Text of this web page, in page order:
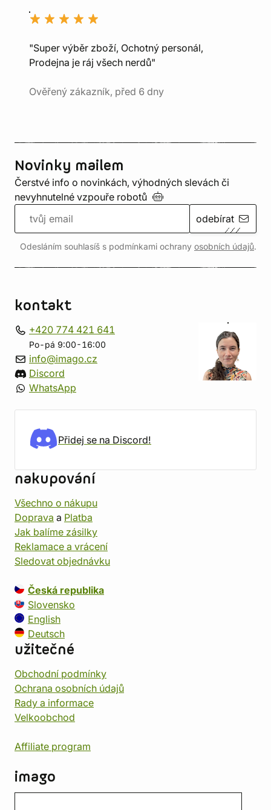
"Super výběr zboží, Ochotný personál,
Prodejna je ráj všech nerdů"
Ověřený zákazník, před 6 dny
Novinky mailem
Čerstvé info o novinkách, výhodných slevách či
nevyhnutelné vzpouře robotů
odebírat
Odesláním souhlasíš s podmínkami ochrany osobních údajů.
kontakt
+420 774 421 641
Po-pá 9:00-16:00
info@imago.cz
Discord
WhatsApp
Přidej se na Discord!
nakupování
Všechno o nákupu
Doprava a Platba
Jak balíme zásilky
Reklamace a vrácení
Sledovat objednávku
Česká republika
Slovensko
English
Deutsch
užitečné
Obchodní podmínky
Ochrana osobních údajů
Rady a informace
Velkoobchod
Affiliate program
imago